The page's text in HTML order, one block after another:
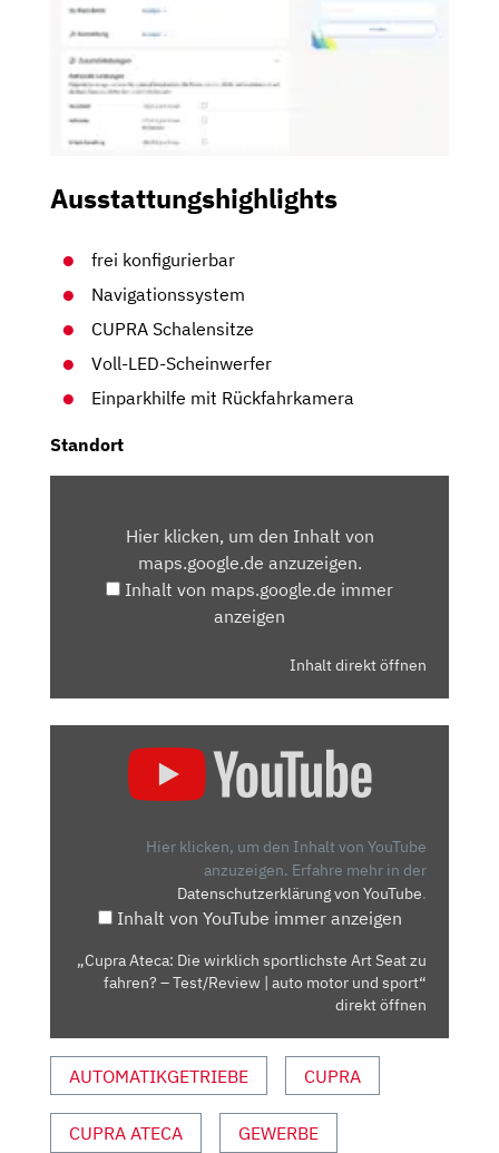
Ausstattungshighlights
frei konfigurierbar
Navigationssystem
CUPRA Schalensitze
Voll-LED-Scheinwerfer
Einparkhilfe mit Rückfahrkamera
Standort
MAPS.GOOGLE.DEHier klicken, um den Inhalt von
maps.google.de anzuzeigen.
Inhalt von maps.google.de immer
anzeigen
Inhalt direkt öffnen
SPORTLICHSTE
FAHREN?
AUTO
MOTOR
UND
SPORT“
Hier klicken, um den Inhalt von YouTube
anzuzeigen. Erfahre mehr in der
Datenschutzerklärung von YouTube.
Inhalt von YouTube immer anzeigen
„Cupra Ateca: Die wirklich sportlichste Art Seat zu
fahren? – Test/Review | auto motor und sport“
direkt öffnen
AUTOMATIKGETRIEBE CUPRA
CUPRA ATECA GEWERBE